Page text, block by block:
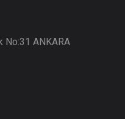
No:31 ANKARA